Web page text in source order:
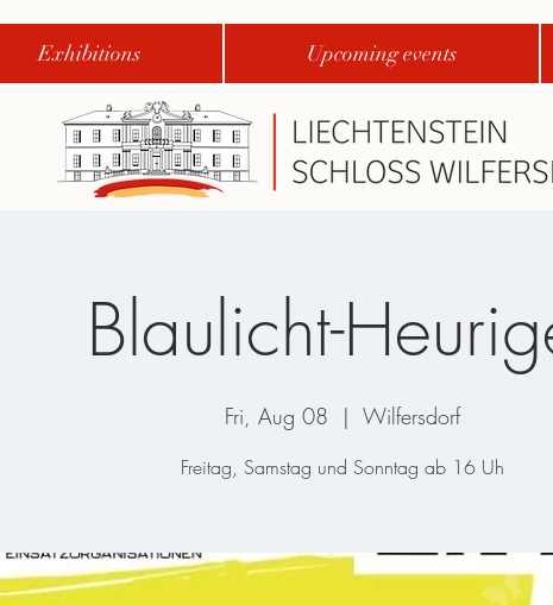
Exhibitions Upcoming events
Blaulicht-
Fri, Aug 08
  |
Wilfersdorf
Freitag, Samstag und Sonntag ab 16 Uh